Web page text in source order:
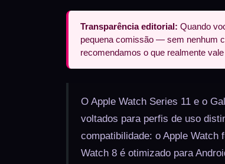
Transparência editorial: Quando
pequena comissão — sem nenhum
recomendamos o que realmente
O Apple Watch Series 11 e o
voltados para perfis de uso
compatibilidade: o Apple Watch
Watch 8 é otimizado para